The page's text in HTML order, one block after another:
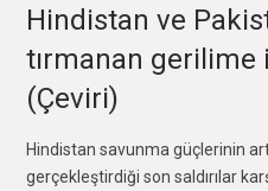
Hindistan ve
tırmanan gerilime
(Çeviri)
Hindistan savunma güçlerinin
gerçekleştirdiği son saldırılar